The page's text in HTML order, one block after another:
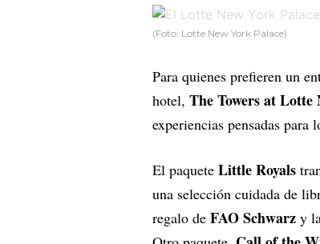
(Foto: Lotte New York Palace)
Para quienes prefieren un
hotel, The Towers at Lotte
experiencias pensadas para
El paquete Little Royals
una selección cuidada de
regalo de FAO Schwarz y